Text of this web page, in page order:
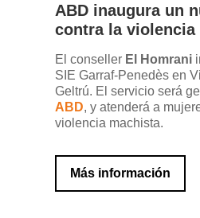
ABD inaugura un
contra la violencia
El conseller El Homrani
SIE Garraf-Penedès en
Geltrú. El servicio será
ABD, y atenderá a
violencia machista.
Más información